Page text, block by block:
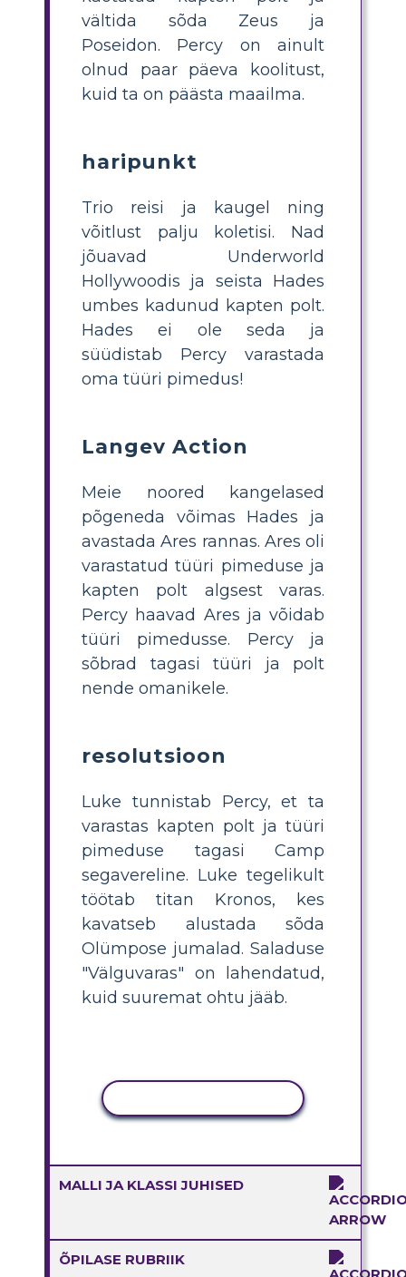
vältida sõda Zeus ja
Poseidon. Percy on ainult
olnud paar päeva koolitust,
kuid ta on päästa maailma.
haripunkt
Trio reisi ja kaugel ning
võitlust palju koletisi. Nad
jõuavad Underworld
Hollywoodis ja seista Hades
umbes kadunud kapten polt.
Hades ei ole seda ja
süüdistab Percy varastada
oma tüüri pimedus!
Langev Action
Meie noored kangelased
põgeneda võimas Hades ja
avastada Ares rannas. Ares oli
varastatud tüüri pimeduse ja
kapten polt algsest varas.
Percy haavad Ares ja võidab
tüüri pimedusse. Percy ja
sõbrad tagasi tüüri ja polt
nende omanikele.
resolutsioon
Luke tunnistab Percy, et ta
varastas kapten polt ja tüüri
pimeduse tagasi Camp
segavereline. Luke tegelikult
töötab titan Kronos, kes
kavatseb alustada sõda
Olümpose jumalad. Saladuse
"Välguvaras" on lahendatud,
kuid suuremat ohtu jääb.
MALLI JA KLASSI JUHISED
ÕPILASE RUBRIIK